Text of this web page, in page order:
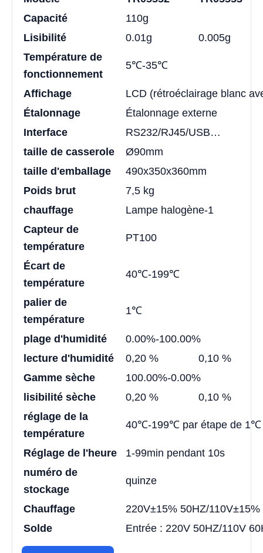
Capacité
110g
Lisibilité
0.01g
0.005g
Température de
fonctionnement
5℃-35℃
Affichage
LCD (rétroéclairage blanc
Étalonnage
Étalonnage externe
Interface
RS232/RJ45/USB…
taille de casserole
Ø90mm
taille d'emballage
490x350x360mm
Poids brut
7,5 kg
chauffage
Lampe halogène-1
Capteur de
température
PT100
Écart de
température
40℃-199℃
palier de
température
1℃
plage d'humidité
0.00%-100.00%
lecture d'humidité
0,20 %
0,10 %
Gamme sèche
100.00%-0.00%
lisibilité sèche
0,20 %
0,10 %
réglage de la
température
40℃-199℃ par étape de 1℃
Réglage de l'heure
1-99min pendant 10s
numéro de
stockage
quinze
Chauffage
220V±15% 50HZ/
Solde
Entrée : 220V 50HZ/110V